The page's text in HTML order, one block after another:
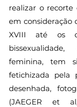
realizar o recorte
em consideração
XVIII até os
feminina, tem
fetichizada pela
desenhada,
(JAEGER et